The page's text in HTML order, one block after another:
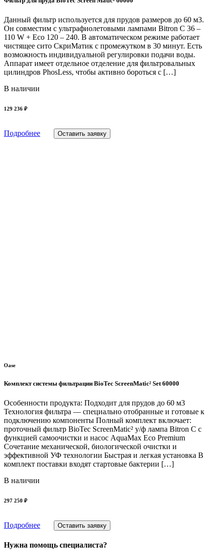
Данный фильтр используется для прудов размеров до 60 м3.
Он совместим с ультрафиолетовыми лампами Bitron C 36 –
110 W + Eco 120 – 240. В автоматическом режиме работает
чистящее сито СкриМатик с промежутком в 30 минут. Есть
возможность индивидуальной регулировки подачи воды.
Аппарат имеет отдельное отделение для фильтровальных
цилиндров PhosLess, чтобы активно бороться с […]
В наличии
129 236 ₽
Подробнее Оставить заявку
Oase
Комплект системы фильтрации BioTec ScreenMatic² Set 60000
Особенности продукта: Подходит для прудов до 60 м3
Технология фильтра — специально отобранные и готовые к
подключению компоненты Полный комплект включает:
проточный фильтр BioTec ScreenMatic² у/ф лампа Bitron C с
функцией самоочистки и насос AquaMax Eco Premium
Сочетание механической, биологической очистки и
эффективной УФ технологии Быстрая и легкая установка В
комплект поставки входят стартовые бактерии […]
В наличии
297 250 ₽
Подробнее Оставить заявку
Нужна помощь специалиста?